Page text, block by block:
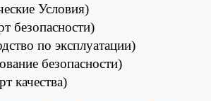
Условия)
безопасности)
по эксплуатации)
безопасности)
качества)